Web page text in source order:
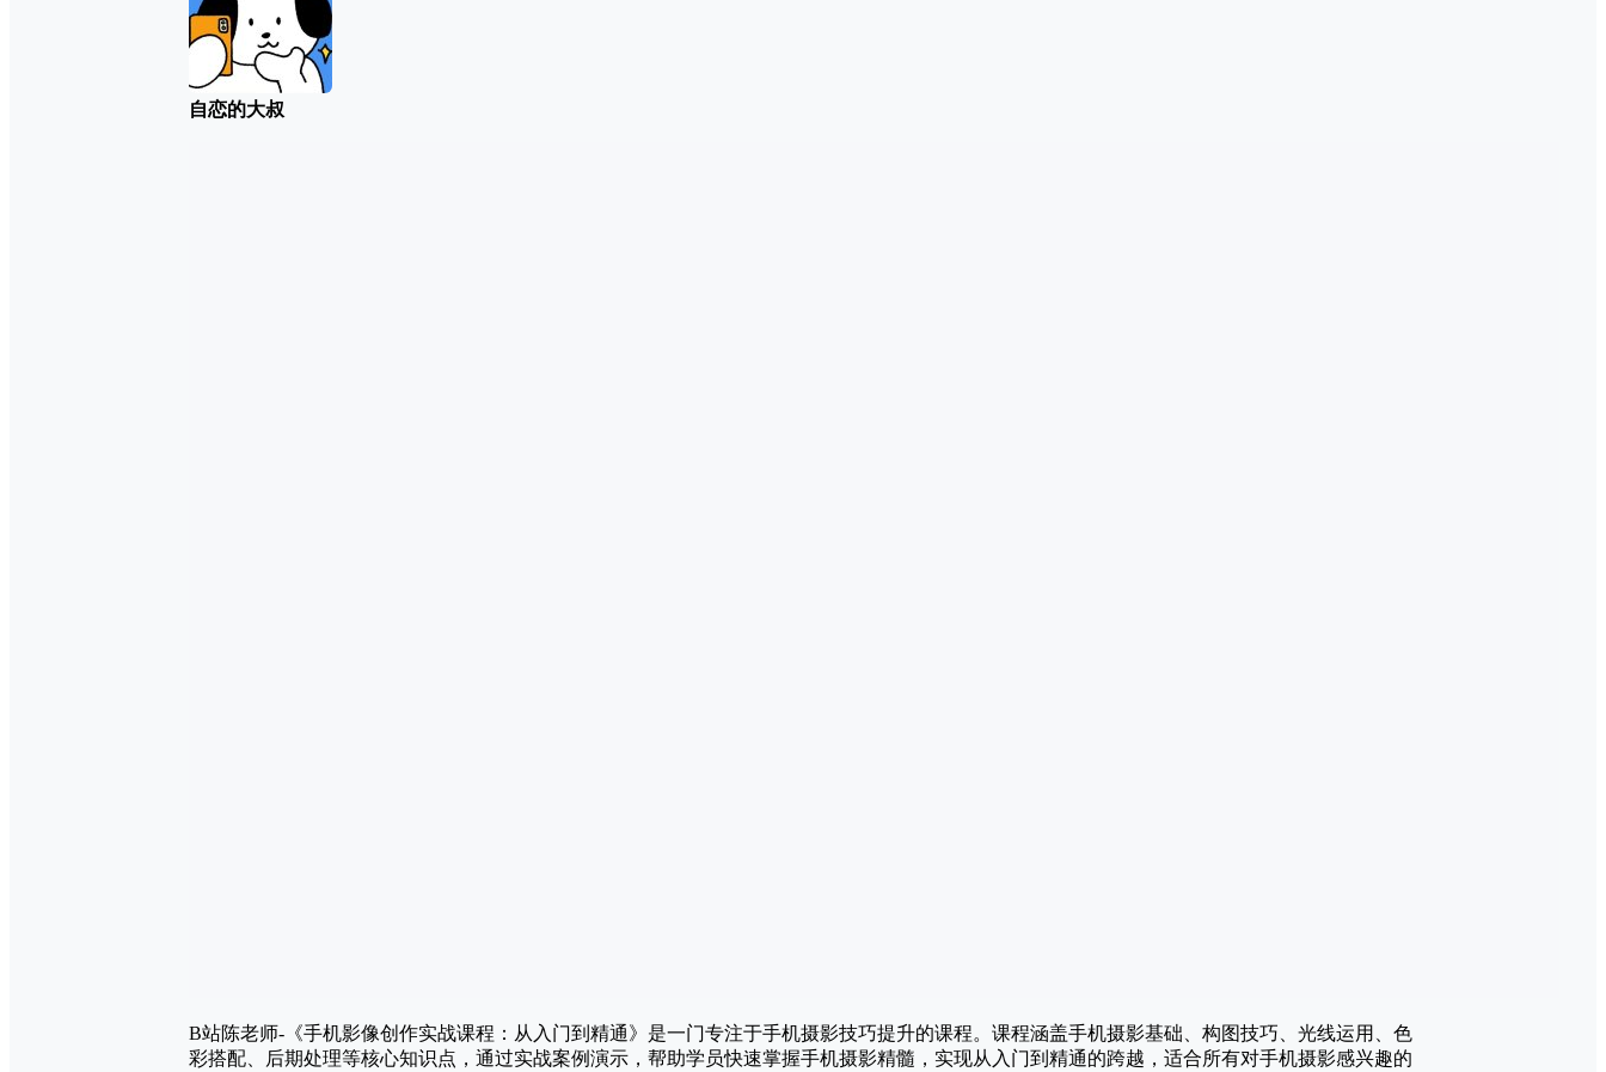
自恋的大叔
B站陈老师-《手机影像创作实战课程：从入门到精通》是一门专注于手机摄影技巧提升的课程。课程涵盖手机摄影基础、构图技巧、光线运用、色
彩搭配、后期处理等核心知识点，通过实战案例演示，帮助学员快速掌握手机摄影精髓，实现从入门到精通的跨越，适合所有对手机摄影感兴趣的